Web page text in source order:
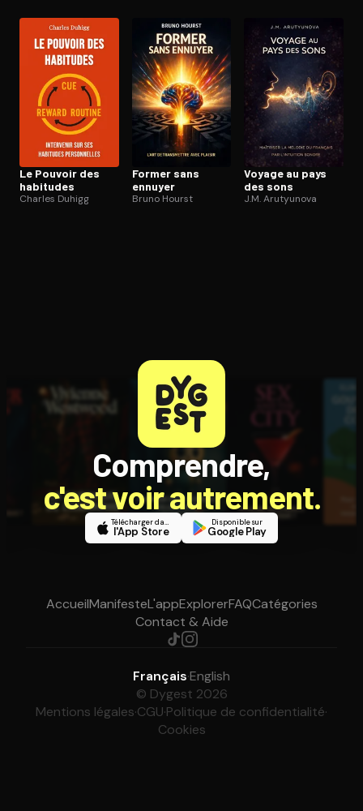
Le Pouvoir des
habitudes
Charles Duhigg
Former sans
ennuyer
Bruno Hourst
Voyage au pays
des sons
J.M. Arutyunova
Comprendre,
c'est voir autrement.
Télécharger dans
l'App Store
Disponible sur
Google Play
AccueilManifesteL'appExplorerFAQCatégories
Contact & Aide
Français·English
© Dygest 2026
Mentions légales·CGU·Politique de confidentialité·
Cookies